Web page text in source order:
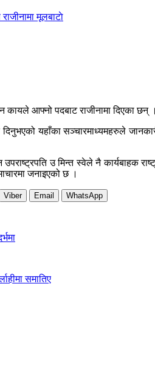
मूलबाटाे
कायले आफ्नो पदबाट राजीनामा दिएका
यहाँका सञ्चारमाध्यमहरुले
उपराष्ट्रपति उ मिन्त स्वेले नै कार्यबाहक
जनाइएको छ ।
Viber Email WhatsApp
समातिए